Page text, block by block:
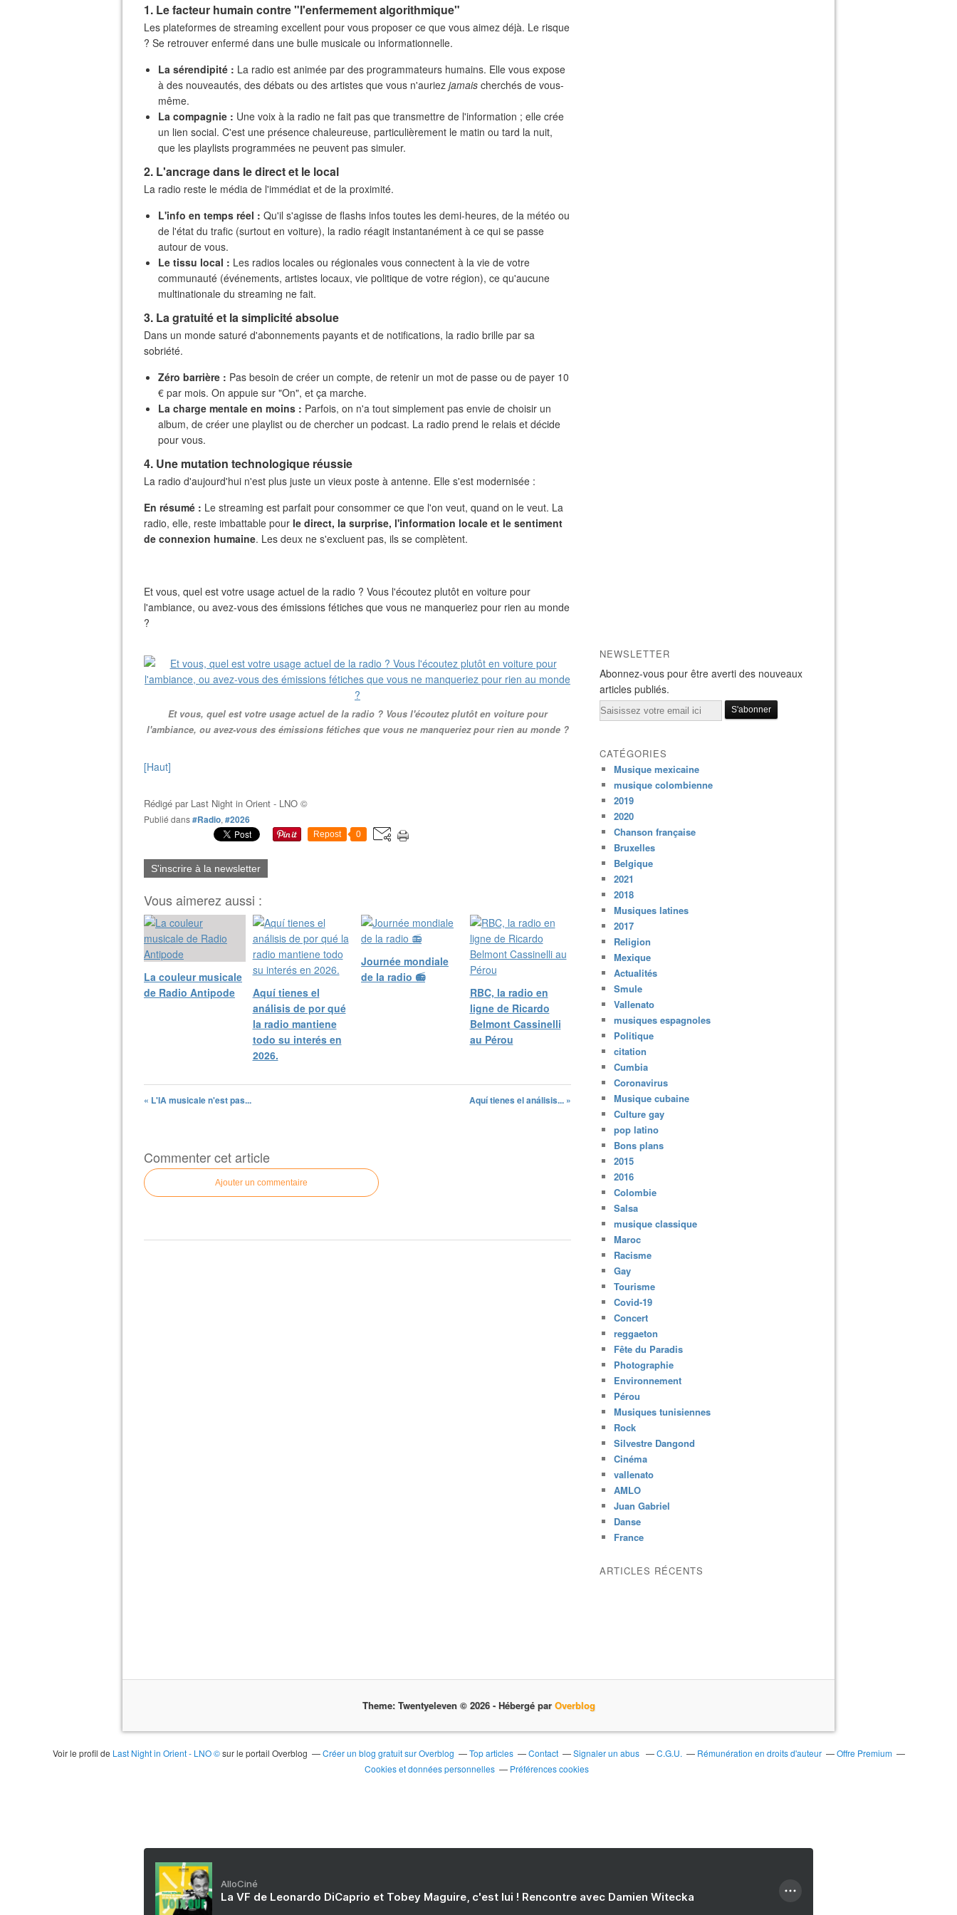
​1. Le facteur humain contre "l'enfermement algorithmique"
​Les plateformes de streaming excellent pour vous proposer ce que vous aimez déjà. Le risque
? Se retrouver enfermé dans une bulle musicale ou informationnelle.
La sérendipité : La radio est animée par des programmateurs humains. Elle vous expose
à des nouveautés, des débats ou des artistes que vous n'auriez jamais cherchés de vous-
même.
La compagnie : Une voix à la radio ne fait pas que transmettre de l'information ; elle crée
un lien social. C'est une présence chaleureuse, particulièrement le matin ou tard la nuit,
que les playlists programmées ne peuvent pas simuler.
​2. L'ancrage dans le direct et le local
​La radio reste le média de l'immédiat et de la proximité.
L'info en temps réel : Qu'il s'agisse de flashs infos toutes les demi-heures, de la météo ou
de l'état du trafic (surtout en voiture), la radio réagit instantanément à ce qui se passe
autour de vous.
Le tissu local : Les radios locales ou régionales vous connectent à la vie de votre
communauté (événements, artistes locaux, vie politique de votre région), ce qu'aucune
multinationale du streaming ne fait.
​3. La gratuité et la simplicité absolue
​Dans un monde saturé d'abonnements payants et de notifications, la radio brille par sa
sobriété.
Zéro barrière : Pas besoin de créer un compte, de retenir un mot de passe ou de payer 10
€ par mois. On appuie sur "On", et ça marche.
La charge mentale en moins : Parfois, on n'a tout simplement pas envie de choisir un
album, de créer une playlist ou de chercher un podcast. La radio prend le relais et décide
pour vous.
​4. Une mutation technologique réussie
​La radio d'aujourd'hui n'est plus juste un vieux poste à antenne. Elle s'est modernisée :
En résumé : Le streaming est parfait pour consommer ce que l'on veut, quand on le veut. La
radio, elle, reste imbattable pour le direct, la surprise, l'information locale et le sentiment
de connexion humaine. Les deux ne s'excluent pas, ils se complètent.
​Et vous, quel est votre usage actuel de la radio ? Vous l'écoutez plutôt en voiture pour
l'ambiance, ou avez-vous des émissions fétiches que vous ne manqueriez pour rien au monde
?
​Et vous, quel est votre usage actuel de la radio ? Vous l'écoutez plutôt en voiture pour
l'ambiance, ou avez-vous des émissions fétiches que vous ne manqueriez pour rien au monde ?
[Haut]
Rédigé par Last Night in Orient - LNO ©
Publié dans#Radio, #2026
Repost 0
S'inscrire à la newsletter
Vous aimerez aussi :
La couleur musicale
de Radio Antipode
Aquí tienes el
análisis de por qué
la radio mantiene
todo su interés en
2026.
Journée mondiale
de la radio 📻
RBC, la radio en
ligne de Ricardo
Belmont Cassinelli
au Pérou
« L'IA musicale n'est pas... Aquí tienes el análisis... »
Commenter cet article
Ajouter un commentaire
NEWSLETTER
Abonnez-vous pour être averti des nouveaux
articles publiés.
Email
CATÉGORIES
Musique mexicaine
musique colombienne
2019
2020
Chanson française
Bruxelles
Belgique
2021
2018
Musiques latines
2017
Religion
Mexique
Actualités
Smule
Vallenato
musiques espagnoles
Politique
citation
Cumbia
Coronavirus
Musique cubaine
Culture gay
pop latino
Bons plans
2015
2016
Colombie
Salsa
musique classique
Maroc
Racisme
Gay
Tourisme
Covid-19
Concert
reggaeton
Fête du Paradis
Photographie
Environnement
Pérou
Musiques tunisiennes
Rock
Silvestre Dangond
Cinéma
vallenato
AMLO
Juan Gabriel
Danse
France
ARTICLES RÉCENTS
Theme: Twentyeleven © 2026 - Hébergé par Overblog
Voir le profil de Last Night in Orient - LNO ©sur le portail Overblog Créer un blog gratuit sur Overblog Top articles Contact Signaler un abus C.G.U. Rémunération en droits d'auteur
Offre Premium
Cookies et données personnelles
Préférences cookies
AlloCiné
La VF de Leonardo DiCaprio et Tobey Maguire, c'est lui ! Rencontre avec Damien Witecka